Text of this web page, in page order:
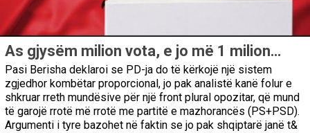
As gjysëm milion vota, e jo më 1 milion…
Pasi Berisha deklaroi se PD-ja do të kërkojë një sistem
zgjedhor kombëtar proporcional, jo pak analistë kanë folur e
shkruar rreth mundësive për një front plural opozitar, që mund
të garojë rrotë më rrotë me partitë e mazhorancës (PS+PSD).
Argumenti i tyre bazohet në faktin se jo pak shqiptarë janë t&